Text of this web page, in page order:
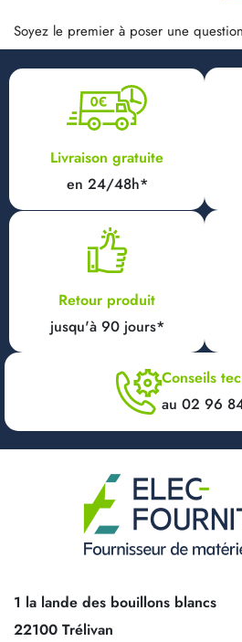
Soyez le premier à poser une
Livraison gratuite
en 24/48h*
Retour produit
jusqu'à 90 jours*
Conseils
au 02 96
1 la lande des bouillons blancs
22100 Trélivan